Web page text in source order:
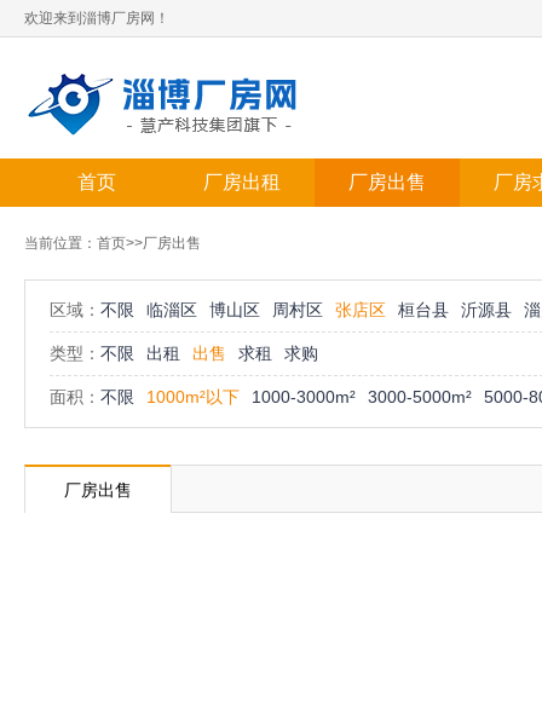
欢迎来到淄博厂房网！
首页 厂房出租 厂房出售 厂房
当前位置： 首页>>厂房出售
区域： 不限 临淄区 博山区 周村区 张店区 桓台县 沂源县
类型： 不限 出租 出售 求租 求购
面积： 不限 1000m²以下 1000-3000m² 3000-5000m² 5000-
厂房出售